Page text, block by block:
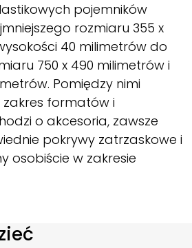
pojemników
rozmiaru 355 x
40 milimetrów do
750 x 490 milimetrów i
Pomiędzy nimi
zakres formatów i
o akcesoria, zawsze
pokrywy zatrzaskowe i
osobiście w zakresie